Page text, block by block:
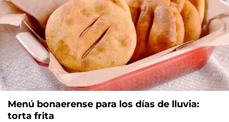
Menú bonaerense para los días de lluvia:
torta frita